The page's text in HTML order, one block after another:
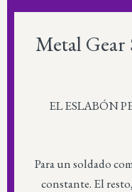
Metal Gear
EL ESLABÓN
Para un soldado
constante. El